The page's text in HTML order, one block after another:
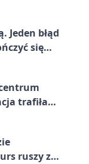
Jeden błąd
się
trafiła
ruszy ze